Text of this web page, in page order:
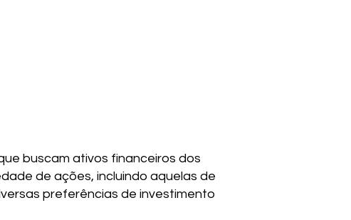
buscam ativos financeiros dos
de ações, incluindo aquelas de
preferências de investimento